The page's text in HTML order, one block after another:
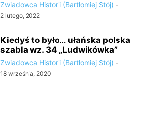
Zwiadowca Historii (Bartłomiej Stój) -
2 lutego, 2022
Kiedyś to było… ułańska polska
szabla wz. 34 „Ludwikówka”
Zwiadowca Historii (Bartłomiej Stój) -
18 września, 2020